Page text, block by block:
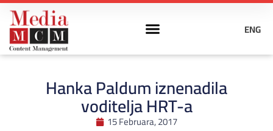
ENG
Hanka Paldum iznenadila
voditelja HRT-a
15 Februara, 2017